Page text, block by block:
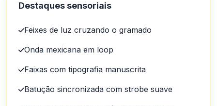
Destaques sensoriais
Feixes de luz cruzando o gramado
Onda mexicana em loop
Faixas com tipografia manuscrita
Batução sincronizada com strobe suave